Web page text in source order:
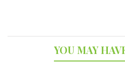
YOU MAY